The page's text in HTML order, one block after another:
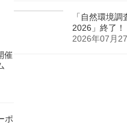
「自然環境
2026」終了！
2026年07月
催
ポ